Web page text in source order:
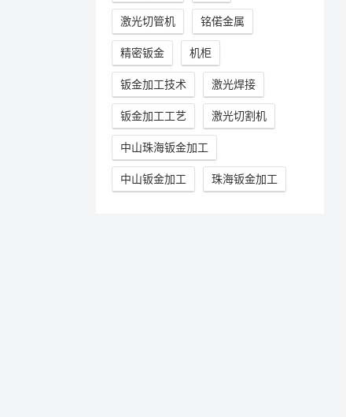
激光切管机 铭偌金属
精密钣金 机柜
钣金加工技术 激光焊接
钣金加工工艺 激光切割机
中山珠海钣金加工
中山钣金加工 珠海钣金加工